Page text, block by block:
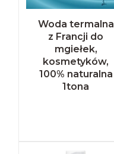
Woda termalna
z Francji do
mgiełek,
kosmetyków,
100% naturalna
1tona